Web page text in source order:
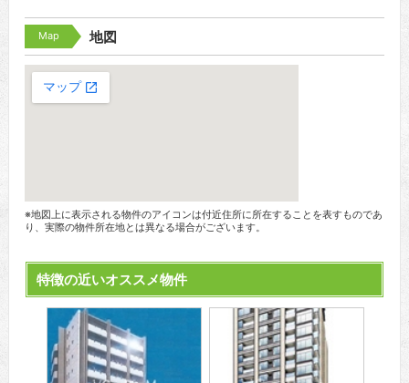
Map 地図
※地図上に表示される物件のアイコンは付近住所に所在することを表すものであ
り、実際の物件所在地とは異なる場合がございます。
特徴の近いオススメ物件